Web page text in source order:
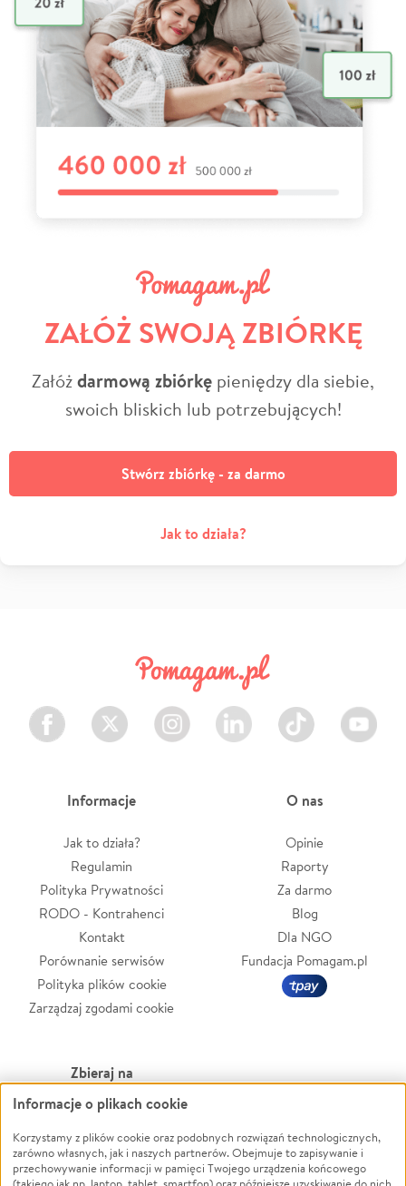
ZAŁÓŻ SWOJĄ ZBIÓRKĘ
Załóżdarmową zbiórkę pieniędzy dla siebie,
swoich bliskich lub potrzebujących!
Stwórz zbiórkę - za darmo
Jak to działa?
Facebook Twitter Instagram LinkedIn TikTok Youtube
Informacje
Jak to działa?
Regulamin
Polityka Prywatności
RODO - Kontrahenci
Kontakt
Porównanie serwisów
Polityka plików cookie
Zarządzaj zgodami cookie
O nas
Opinie
Raporty
Za darmo
Blog
Dla NGO
Fundacja Pomagam.pl
Zbieraj na
Leczenie
Zwierzęta
Pożar
Powódź
Wichura
Informacje o plikach cookie
Korzystamy z plików cookie oraz podobnych rozwiązań technologicznych,
zarówno własnych, jak i naszych partnerów. Obejmuje to zapisywanie i
przechowywanie informacji w pamięci Twojego urządzenia końcowego